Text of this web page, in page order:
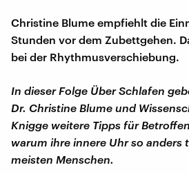
Christine Blume empfiehlt die
Stunden vor dem Zubettgehen.
bei der Rhythmusverschiebung.
In dieser Folge Über Schlafen
Dr. Christine Blume und
Knigge weitere Tipps für
warum ihre innere Uhr so anders
meisten Menschen.